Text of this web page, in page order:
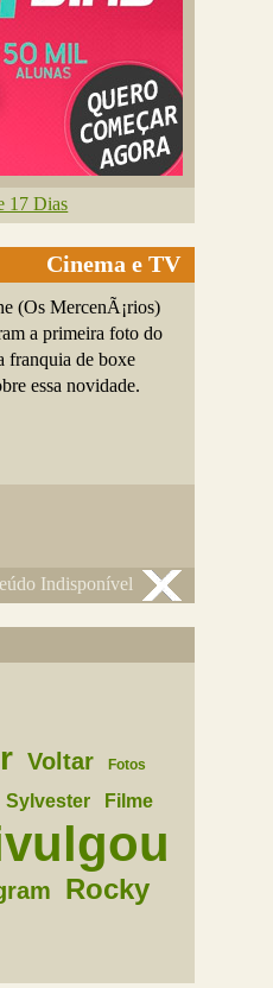
17 Dias
Cinema e TV
(Os MercenÃ¡rios)
a primeira foto do
franquia de boxe
essa novidade.
Indisponível
Voltar Fotos
Sylvester Filme
Rocky